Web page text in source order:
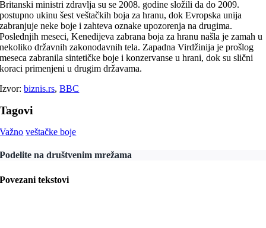
Britanski ministri zdravlja su se 2008. godine složili da do 2009.
postupno ukinu šest veštačkih boja za hranu, dok Evropska unija
zabranjuje neke boje i zahteva oznake upozorenja na drugima.
Poslednjih meseci, Kenedijeva zabrana boja za hranu našla je zamah u
nekoliko državnih zakonodavnih tela. Zapadna Virdžinija je prošlog
meseca zabranila sintetičke boje i konzervanse u hrani, dok su slični
koraci primenjeni u drugim državama.
Izvor:biznis.rs,BBC
Tagovi
Važno veštačke boje
Podelite na društvenim mrežama
Povezani tekstovi